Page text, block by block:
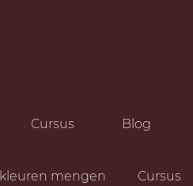
Cursus Blog
kleuren mengen Cursus